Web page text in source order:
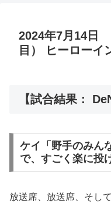
2024年7月14日
目） ヒーローイ
【試合結果：
ケイ「野手のみん
で、すごく楽に投
放送席、放送席、そし